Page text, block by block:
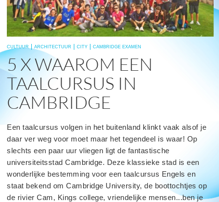
CULTUUR ARCHITECTUUR CITY CAMBRIDGE EXAMEN
5 X WAAROM EEN
TAALCURSUS IN
CAMBRIDGE
Een taalcursus volgen in het buitenland klinkt vaak alsof je
daar ver weg voor moet maar het tegendeel is waar! Op
slechts een paar uur vliegen ligt de fantastische
universiteitsstad Cambridge. Deze klassieke stad is een
wonderlijke bestemming voor een taalcursus Engels en
staat bekend om Cambridge University, de boottochtjes op
de rivier Cam, Kings college, vriendelijke mensen...ben je